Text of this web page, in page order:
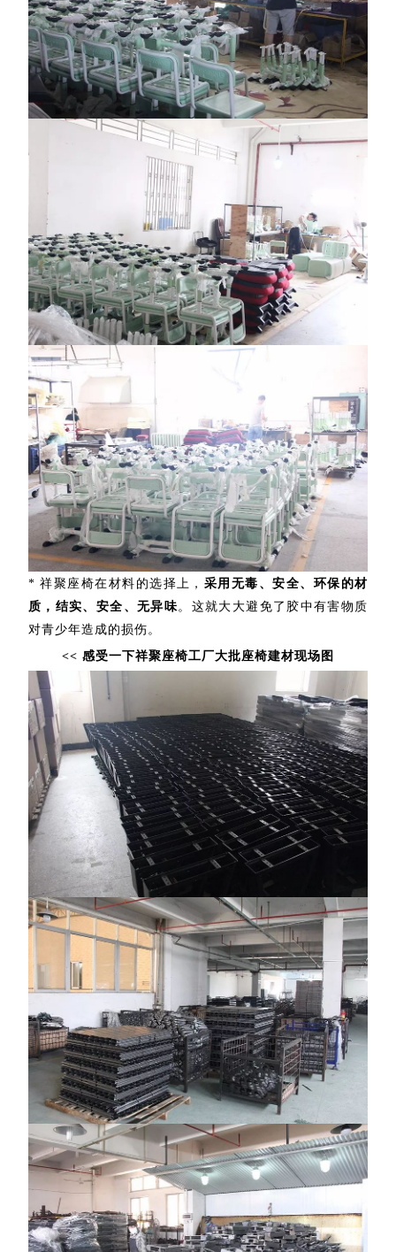
* 祥聚座椅在材料的选择上， 采用无毒、安全、环保的材
质，结实、安全、无异味。这就大大避免了胶中有害物质
对青少年造成的损伤。
<< 感受一下祥聚座椅工厂大批座椅建材现场图